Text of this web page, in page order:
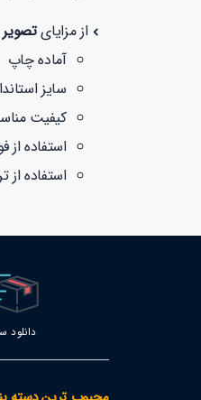
از مزایای
آماده چاپ
سایز
کیفیت
استفاده
استفاده
دانلود